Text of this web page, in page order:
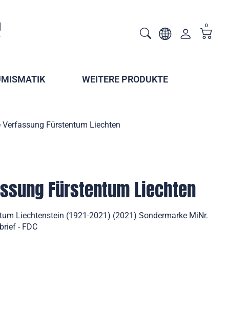
0
WEITERE PRODUKTE
Verfassung Fürstentum Liechten
Fürstentum Liechten
Liechtenstein (1921-2021) (2021) Sondermarke MiNr.
- FDC